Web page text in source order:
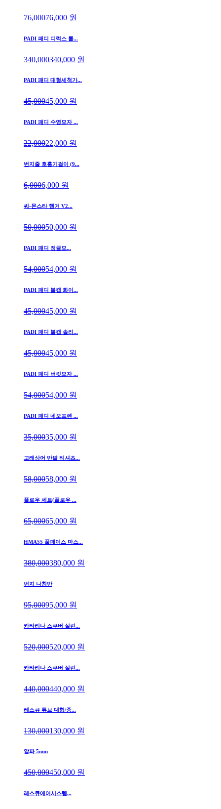
76,00076,000 원
PADI 패디 디럭스 롤...
340,000340,000 원
PADI 패디 대형세척가...
45,00045,000 원
PADI 패디 수영모자 ...
22,00022,000 원
번지줄 호흡기걸이 (9...
6,0006,000 원
씨-몬스타 행거 V2...
50,00050,000 원
PADI 패디 정글모...
54,00054,000 원
PADI 패디 볼캡 화이...
45,00045,000 원
PADI 패디 볼캡 솔리...
45,00045,000 원
PADI 패디 버킷모자 ...
54,00054,000 원
PADI 패디 네오프렌 ...
35,00035,000 원
고래상어 반팔 티셔츠...
58,00058,000 원
플로우 세트(플로우 ...
65,00065,000 원
HMA55 풀페이스 마스...
380,000380,000 원
번지 나침반
95,00095,000 원
카타리나 스쿠버 실린...
520,000520,000 원
카타리나 스쿠버 실린...
440,000440,000 원
레스큐 튜브 대형/중...
130,000130,000 원
알파 5mm
450,000450,000 원
레스큐에어시스템...